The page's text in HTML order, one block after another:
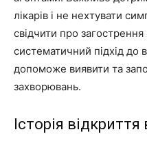
лікарів і не нехтувати
свідчити про
систематичний підхід до
допоможе виявити та
захворювань.
Історія відкриття